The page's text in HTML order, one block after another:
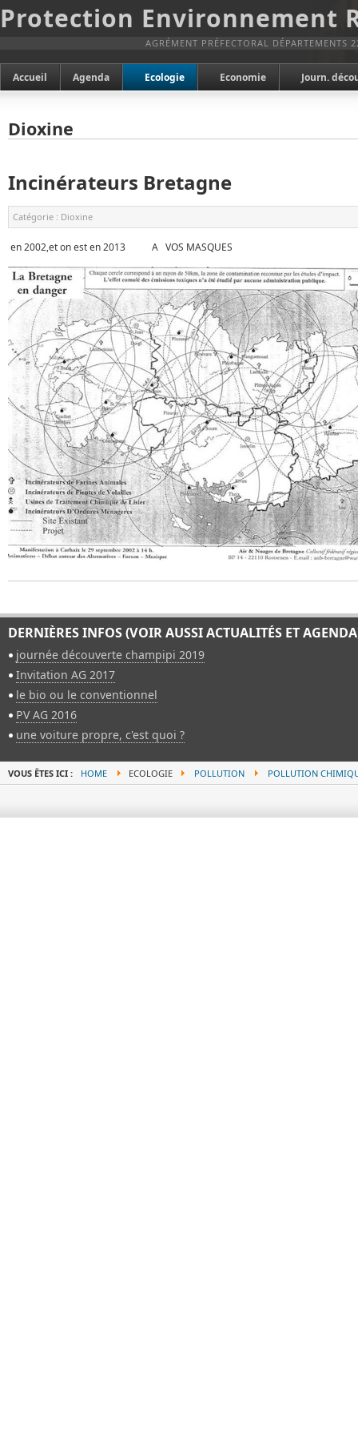
Protection Environnement
AGRÉMENT PRÉFECTORAL DÉPARTEMENTS
Accueil Agenda Ecologie Economie Journ.
Dioxine
Incinérateurs Bretagne
Catégorie : Dioxine
en 2002,et on est en 2013 A VOS MASQUES
DERNIÈRES INFOS (VOIR AUSSI ACTUALITÉS ET
journée découverte champipi 2019
Invitation AG 2017
le bio ou le conventionnel
PV AG 2016
une voiture propre, c'est quoi ?
VOUS ÊTES ICI : HOME ECOLOGIE POLLUTION POLLUTION